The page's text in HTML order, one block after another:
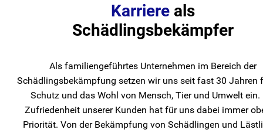
Karriere als
Schädlingsbekämpfer
Als familiengeführtes Unternehmen im Bereich der
Schädlingsbekämpfung setzen wir uns seit fast 30 Jahren
Schutz und das Wohl von Mensch, Tier und Umwelt ein.
Zufriedenheit unserer Kunden hat für uns dabei immer
Priorität. Von der Bekämpfung von Schädlingen und